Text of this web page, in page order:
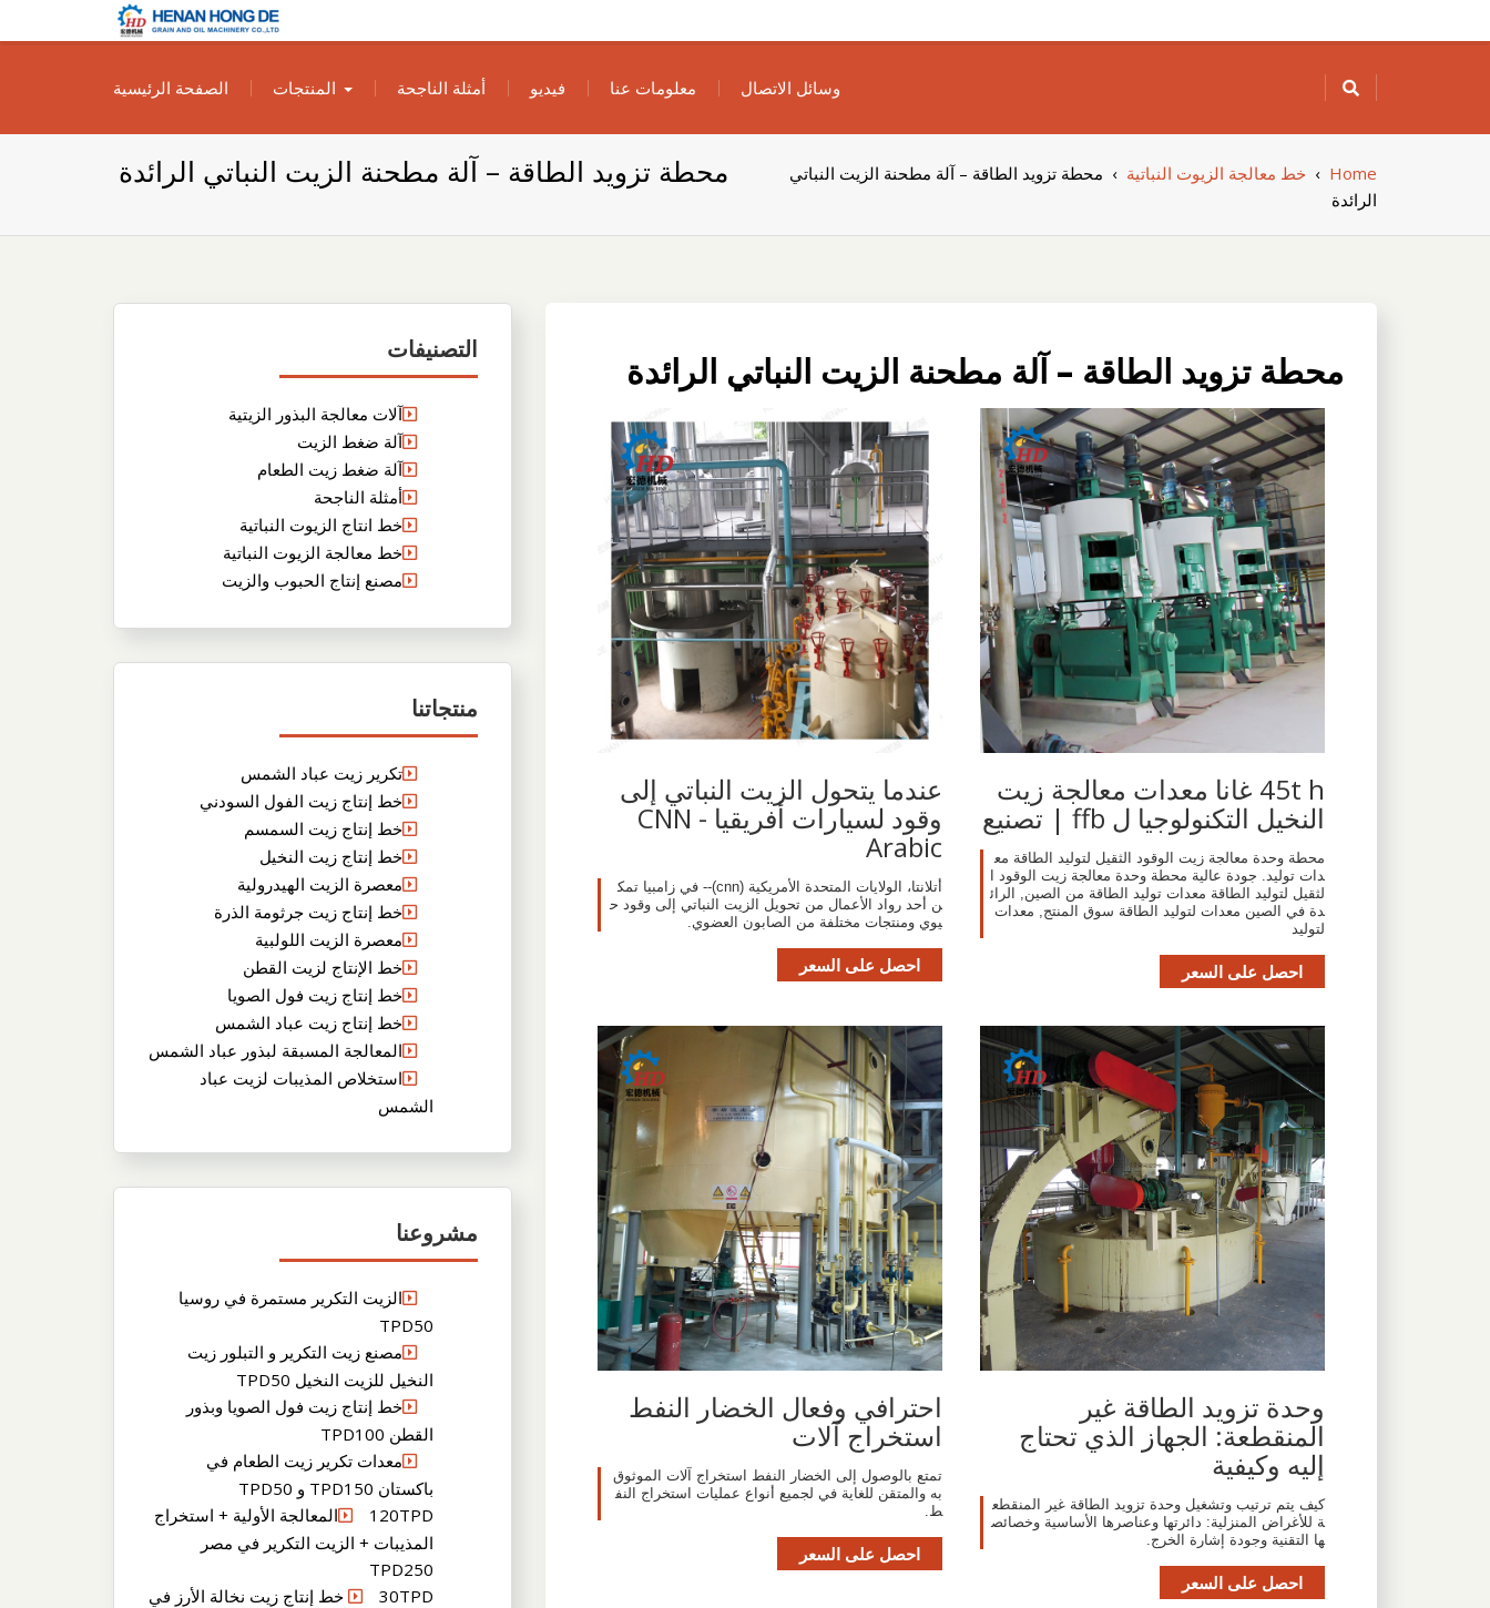
to
الزيوت النباتية
الخاص بك
الصفحة الرئيسية
المنتجات أمثلة الناجحة فيديو معلومات عنا وسائل الاتصال
محطة تزويد الطاقة – آلة مطحنة الزيت النباتي الرائدة Home
› خط معالجة الزيوت النباتية › محطة تزويد الطاقة – آلة مطحنة الزيت النباتي
الرائدة
التصنيفات
آلات معالجة البذور الزيتية
آلة ضغط الزيت
آلة ضغط زيت الطعام
أمثلة الناجحة
خط انتاج الزيوت النباتية
خط معالجة الزيوت النباتية
مصنع إنتاج الحبوب والزيت
منتجاتنا
تكرير زيت عباد الشمس
خط إنتاج زيت الفول السودني
خط إنتاج زيت السمسم
خط إنتاج زيت النخيل
معصرة الزيت الهيدرولية
خط إنتاج زيت جرثومة الذرة
معصرة الزيت اللولبية
خط الإنتاج لزيت القطن
خط إنتاج زيت فول الصويا
خط إنتاج زيت عباد الشمس
المعالجة المسبقة لبذور عباد الشمس
استخلاص المذيبات لزيت عباد
الشمس
مشروعنا
الزيت التكرير مستمرة في روسيا
TPD50
مصنع زيت التكرير و التبلور زيت
النخيل للزيت النخيل TPD50
خط إنتاج زيت فول الصويا وبذور
القطن TPD100
معدات تكرير زيت الطعام في
باكستان TPD150 و TPD50
120TPDالمعالجة الأولية + استخراج
المذيبات + الزيت التكرير في مصر
TPD250
30TPD خط إنتاج زيت نخالة الأرز في
محطة تزويد الطاقة – آلة مطحنة الزيت النباتي الرائدة
45t h غانا معدات معالجة زيت
النخيل التكنولوجيا ل ffb | تصنيع
محطة وحدة معالجة زيت الوقود الثقيل لتوليد الطاقة مع
دات توليد. جودة عالية محطة وحدة معالجة زيت الوقود ا
لثقيل لتوليد الطاقة معدات توليد الطاقة من الصين, الرائ
دة في الصين معدات لتوليد الطاقة سوق المنتج, معدات
لتوليد
احصل على السعر
عندما يتحول الزيت النباتي إلى
وقود لسيارات أفريقيا - CNN
Arabic
أتلانتا، الولايات المتحدة الأمريكية (cnn)-- في زامبيا تمك
ن أحد رواد الأعمال من تحويل الزيت النباتي إلى وقود ح
يوي ومنتجات مختلفة من الصابون العضوي.
احصل على السعر
وحدة تزويد الطاقة غير
المنقطعة: الجهاز الذي تحتاج
إليه وكيفية
كيف يتم ترتيب وتشغيل وحدة تزويد الطاقة غير المنقطع
ة للأغراض المنزلية: دائرتها وعناصرها الأساسية وخصائص
ها التقنية وجودة إشارة الخرج.
احصل على السعر
احترافي وفعال الخضار النفط
استخراج آلات
تمتع بالوصول إلى الخضار النفط استخراج آلات الموثوق
به والمتقن للغاية في لجميع أنواع عمليات استخراج النف
ط.
احصل على السعر